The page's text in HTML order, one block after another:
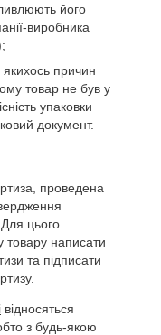
його
виробника
якихось причин
товар не був у
упаковки
документ.
проведена
Для цього
товару написати
та підписати
відносяться
з будь-якою